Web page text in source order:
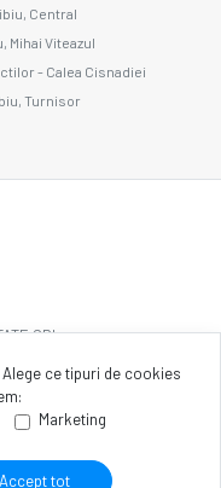
Central
Mihai Viteazul
- Calea Cisnadiei
Turnisor
SRL
Alege ce tipuri de cookies
Marketing
Accept tot